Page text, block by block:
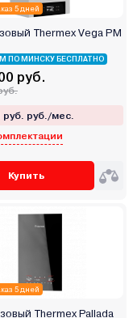
5 дней
Thermex Vega PM
ПО МИНСКУ БЕСПЛАТНО
руб.
руб. руб./мес.
Купить
5 дней
Thermex Pallada